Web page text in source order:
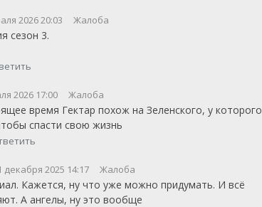
2026 20:03 Жалоба
сезон 3.
2026 17:00 Жалоба
время Гектар похож на Зеленского, у которого
спасти свою жизнь
декабря 2025 14:17 Жалоба
Кажется, ну что уже можно придумать. И всё
А ангелы, ну это вообще